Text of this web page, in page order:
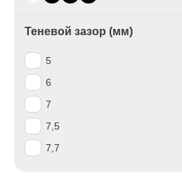
Теневой зазор (мм)
5
6
7
7,5
7,7